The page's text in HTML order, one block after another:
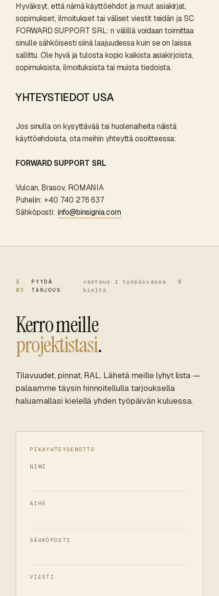
Hyväksyt, että nämä käyttöehdot ja muut asiakirjat,
sopimukset, ilmoitukset tai väliset viestit teidän ja SC
FORWARD SUPPORT SRL: n välillä voidaan toimittaa
sinulle sähköisesti siinä laajuudessa kuin se on laissa
sallittu. Ole hyvä ja tulosta kopio kaikista asiakirjoista,
sopimuksista, ilmoituksista tai muista tiedoista.
YHTEYSTIEDOT USA
Jos sinulla on kysyttävää tai huolenaiheita näistä
käyttöehdoista, ota meihin yhteyttä osoitteessa:
FORWARD SUPPORT SRL
Vulcan, Brasov, ROMANIA
Puhelin: +40 740 276 637
Sähköposti:info@binsignia.com
§
03
PYYDÄ
TARJOUS
vastaus 1 työpäivässä · 8
kieltä
Kerro meille
projektistasi.
Tilavuudet, pinnat, RAL. Lähetä meille lyhyt lista —
palaamme täysin hinnoitellulla tarjouksella
haluamallasi kielellä yhden työpäivän kuluessa.
PIKAYHTEYDENOTTO
NIMI
AIHE
SÄHKÖPOSTI
VIESTI